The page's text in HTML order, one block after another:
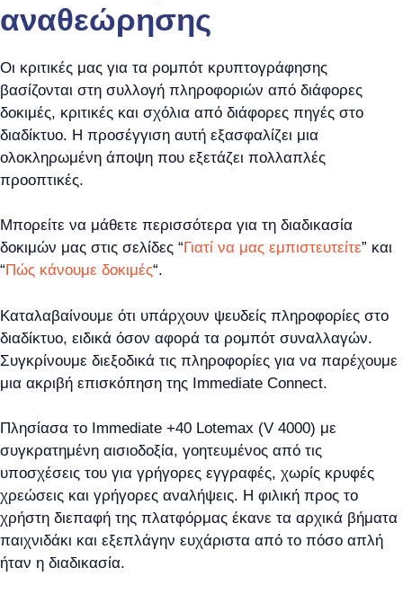
αναθεώρησης
Οι κριτικές μας για τα ρομπότ κρυπτογράφησης
βασίζονται στη συλλογή πληροφοριών από διάφορες
δοκιμές, κριτικές και σχόλια από διάφορες πηγές στο
διαδίκτυο. Η προσέγγιση αυτή εξασφαλίζει μια
ολοκληρωμένη άποψη που εξετάζει πολλαπλές
προοπτικές.
Μπορείτε να μάθετε περισσότερα για τη διαδικασία
δοκιμών μας στις σελίδες “Γιατί να μας εμπιστευτείτε” και
“Πώς κάνουμε δοκιμές“.
Καταλαβαίνουμε ότι υπάρχουν ψευδείς πληροφορίες στο
διαδίκτυο, ειδικά όσον αφορά τα ρομπότ συναλλαγών.
Συγκρίνουμε διεξοδικά τις πληροφορίες για να παρέχουμε
μια ακριβή επισκόπηση της Immediate Connect.
Πλησίασα το Immediate +40 Lotemax (V 4000) με
συγκρατημένη αισιοδοξία, γοητευμένος από τις
υποσχέσεις του για γρήγορες εγγραφές, χωρίς κρυφές
χρεώσεις και γρήγορες αναλήψεις. Η φιλική προς το
χρήστη διεπαφή της πλατφόρμας έκανε τα αρχικά βήματα
παιχνιδάκι και εξεπλάγην ευχάριστα από το πόσο απλή
ήταν η διαδικασία.